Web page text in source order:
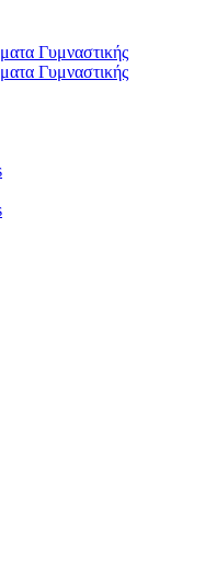
Γυμναστικής
Γυμναστικής